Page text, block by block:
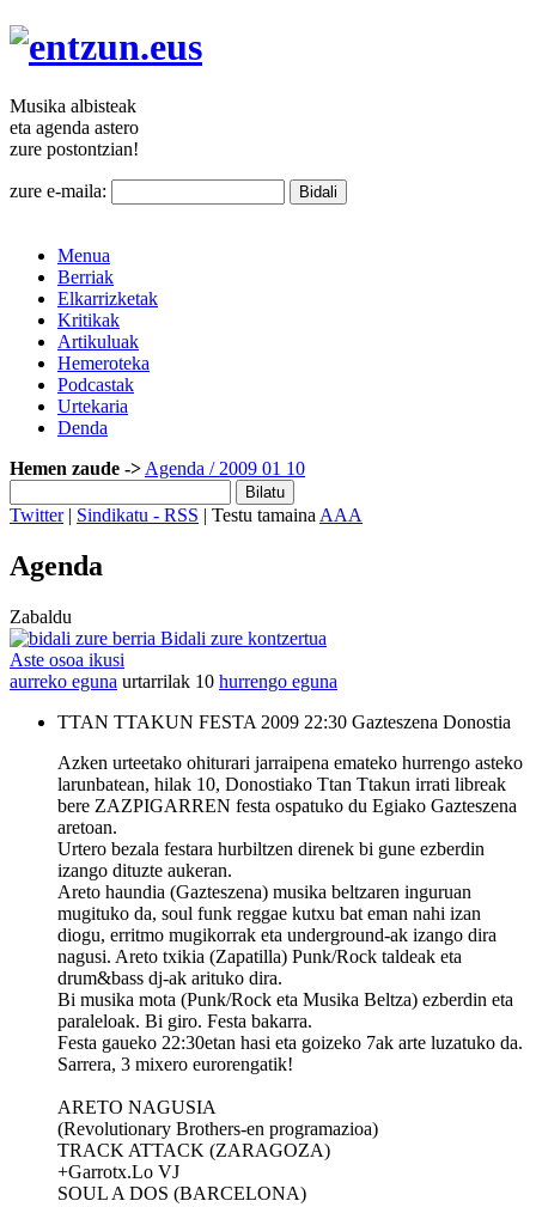
Musika albisteak
eta agenda astero
zure postontzian!
zure e-maila:
Menua
Berriak
Elkarrizketak
Kritikak
Artikuluak
Hemeroteka
Podcastak
Urtekaria
Denda
Hemen zaude -> Agenda / 2009 01 10
Twitter| Sindikatu - RSS | Testu tamaina AAA
Agenda
Zabaldu
Bidali zure kontzertua
Aste osoa ikusi
aurreko eguna urtarrilak 10 hurrengo eguna
TTAN TTAKUN FESTA 2009 22:30 Gazteszena Donostia
Azken urteetako ohiturari jarraipena emateko hurrengo asteko
larunbatean, hilak 10, Donostiako Ttan Ttakun irrati libreak
bere ZAZPIGARREN festa ospatuko du Egiako Gazteszena
aretoan.
Urtero bezala festara hurbiltzen direnek bi gune ezberdin
izango dituzte aukeran.
Areto haundia (Gazteszena) musika beltzaren inguruan
mugituko da, soul funk reggae kutxu bat eman nahi izan
diogu, erritmo mugikorrak eta underground-ak izango dira
nagusi. Areto txikia (Zapatilla) Punk/Rock taldeak eta
drum&bass dj-ak arituko dira.
Bi musika mota (Punk/Rock eta Musika Beltza) ezberdin eta
paraleloak. Bi giro. Festa bakarra.
Festa gaueko 22:30etan hasi eta goizeko 7ak arte luzatuko da.
Sarrera, 3 mixero eurorengatik!
ARETO NAGUSIA
(Revolutionary Brothers-en programazioa)
TRACK ATTACK (ZARAGOZA)
+Garrotx.Lo VJ
SOUL A DOS (BARCELONA)